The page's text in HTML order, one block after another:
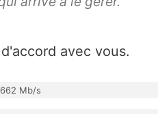
avec vous.
662 Mb/s